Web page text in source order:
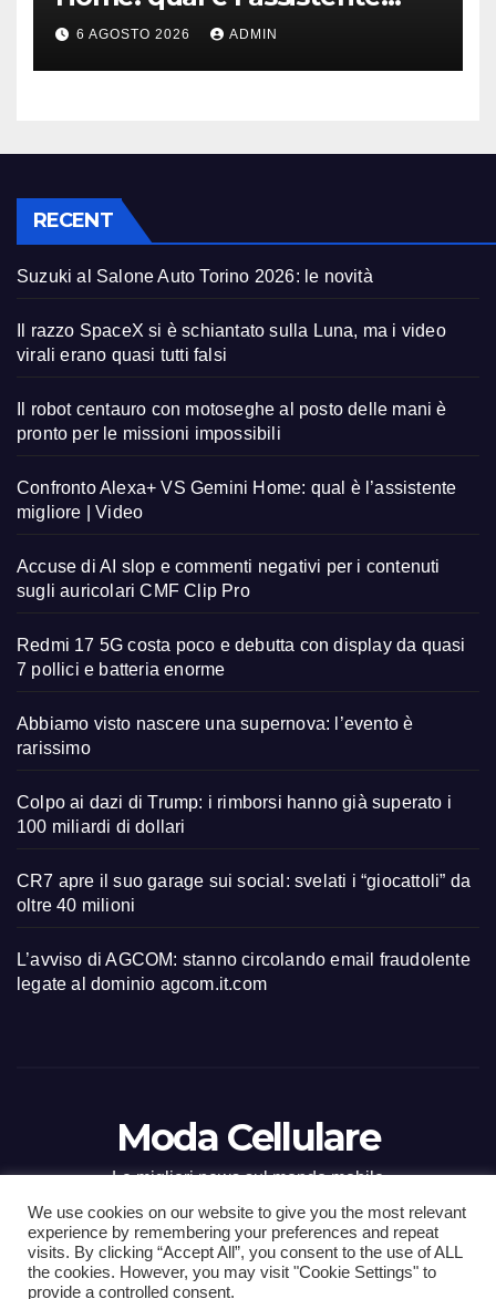
migliore | Video
6 AGOSTO 2026 ADMIN
RECENT
Suzuki al Salone Auto Torino 2026: le novità
Il razzo SpaceX si è schiantato sulla Luna, ma i video
virali erano quasi tutti falsi
Il robot centauro con motoseghe al posto delle mani è
pronto per le missioni impossibili
Confronto Alexa+ VS Gemini Home: qual è l’assistente
migliore | Video
Accuse di AI slop e commenti negativi per i contenuti
sugli auricolari CMF Clip Pro
Redmi 17 5G costa poco e debutta con display da quasi
7 pollici e batteria enorme
Abbiamo visto nascere una supernova: l’evento è
rarissimo
Colpo ai dazi di Trump: i rimborsi hanno già superato i
100 miliardi di dollari
CR7 apre il suo garage sui social: svelati i “giocattoli” da
oltre 40 milioni
L’avviso di AGCOM: stanno circolando email fraudolente
legate al dominio agcom.it.com
Moda Cellulare
Le migliori news sul mondo mobile
Proudly powered by WordPress| Tema: Newsup diThemeansar
We use cookies on our website to give you the most relevant
experience by remembering your preferences and repeat
visits. By clicking “Accept All”, you consent to the use of ALL
the cookies. However, you may visit "Cookie Settings" to
provide a controlled consent.